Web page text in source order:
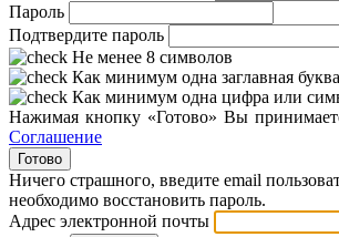
Пароль
Подтвердите пароль
Не менее 8 символов
Как минимум одна заглавная буква
Как минимум одна цифра или
Нажимая кнопку «Готово» Вы
Соглашение
Готово
Ничего страшного, введите email
необходимо восстановить пароль.
Адрес электронной почты